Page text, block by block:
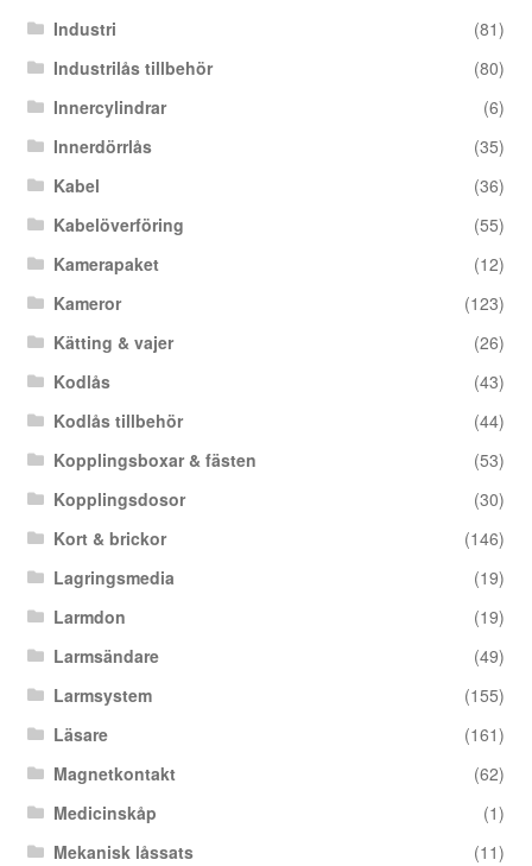
Industri
(81)
Industrilås tillbehör
(80)
Innercylindrar
(6)
Innerdörrlås
(35)
Kabel
(36)
Kabelöverföring
(55)
Kamerapaket
(12)
Kameror
(123)
Kätting & vajer
(26)
Kodlås
(43)
Kodlås tillbehör
(44)
Kopplingsboxar & fästen
(53)
Kopplingsdosor
(30)
Kort & brickor
(146)
Lagringsmedia
(19)
Larmdon
(19)
Larmsändare
(49)
Larmsystem
(155)
Läsare
(161)
Magnetkontakt
(62)
Medicinskåp
(1)
Mekanisk låssats
(11)